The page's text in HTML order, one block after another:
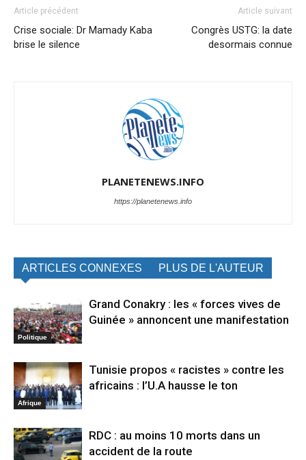
Article précédent
Crise sociale: Dr Mamady Kaba
brise le silence
Article suivant
Congrès USTG: la date
desormais connue
PLANETENEWS.INFO
https://planetenews.info
ARTICLES CONNEXES PLUS DE L'AUTEUR
Politique
Grand Conakry : les « forces vives de
Guinée » annoncent une manifestation
Afrique
Tunisie propos « racistes » contre les
africains : l’U.A hausse le ton
RDC : au moins 10 morts dans un
accident de la route